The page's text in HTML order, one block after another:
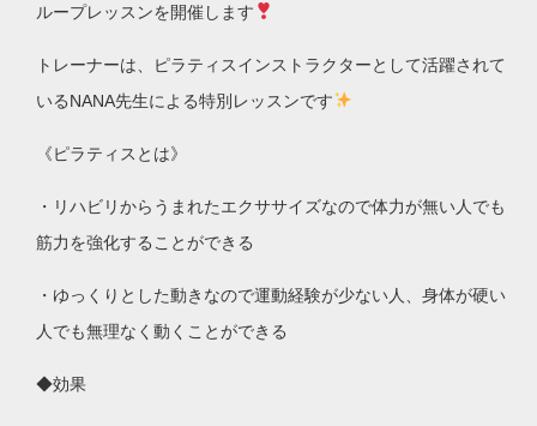
ループレッスンを開催します
トレーナーは、ピラティスインストラクターとして活躍されて
いるNANA先生による特別レッスンです
《ピラティスとは》
・リハビリからうまれたエクササイズなので体力が無い人でも
筋力を強化することができる
・ゆっくりとした動きなので運動経験が少ない人、身体が硬い
人でも無理なく動くことができる
◆効果